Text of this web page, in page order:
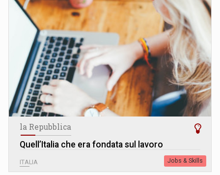
la Repubblica
Quell’Italia che era fondata sul lavoro
ITALIA Jobs & Skills